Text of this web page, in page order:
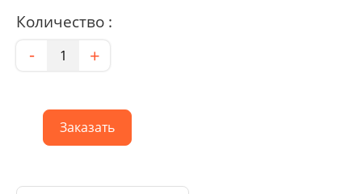
Количество :
Количество
- +
Заказать